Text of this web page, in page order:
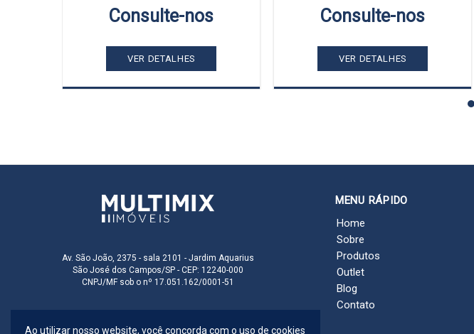
Consulte-nos
VER DETALHES
Consulte-nos
VER DETALHES
Av. São João, 2375 - sala 2101 - Jardim Aquarius
São José dos Campos/SP - CEP: 12240-000
CNPJ/MF sob o nº 17.051.162/0001-51
MENU RÁPIDO
Home
Sobre
Produtos
Outlet
Blog
Contato
Ao utilizar nosso website, você concorda com o uso de cookies